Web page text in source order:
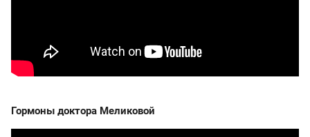
Гормоны доктора Меликовой